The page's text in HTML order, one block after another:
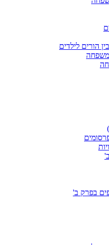
הורים לילדים
בפרק ב'